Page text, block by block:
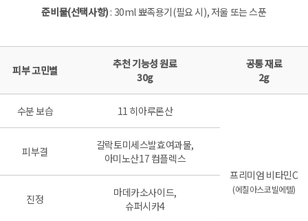
준비물(선택사항): 30ml 뾰족용기(필요 시), 저울 또는 스푼
피부 고민별
추천 기능성 원료
30g
공통 재료
2g
수분 보습 11 히아루론산
프리미엄 비타민C
(에칠아스코빌에텔)
피부결
갈락토미세스발효여과물,
아미노산17 컴플렉스
진정
마데카소사이드,
슈퍼시카4